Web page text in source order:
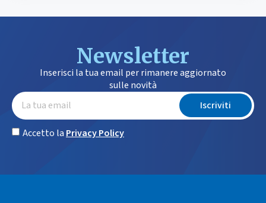
Newsletter
Inserisci la tua email per rimanere aggiornato
sulle novità
Accetto la Privacy Policy
Iscriviti